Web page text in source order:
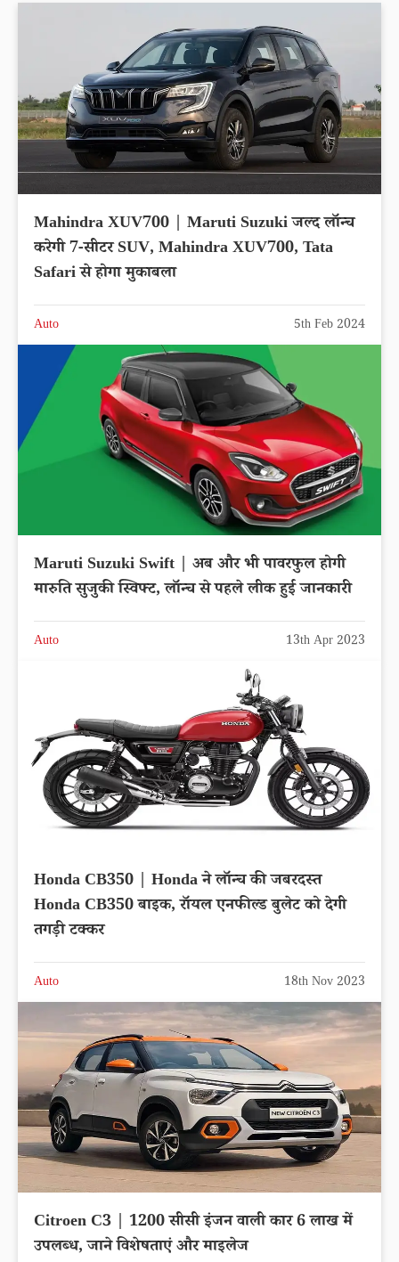
Mahindra XUV700 | Maruti Suzuki जल्द लॉन्च
करेगी 7-सीटर SUV, Mahindra XUV700, Tata
Safari से होगा मुकाबला
Auto 5th Feb 2024
Maruti Suzuki Swift | अब और भी पावरफुल होगी
मारुति सुजुकी स्विफ्ट, लॉन्च से पहले लीक हुई जानकारी
Auto 13th Apr 2023
Honda CB350 | Honda ने लॉन्च की जबरदस्त
Honda CB350 बाइक, रॉयल एनफील्ड बुलेट को देगी
तगड़ी टक्कर
Auto 18th Nov 2023
Citroen C3 | 1200 सीसी इंजन वाली कार 6 लाख में
उपलब्ध, जाने विशेषताएं और माइलेज